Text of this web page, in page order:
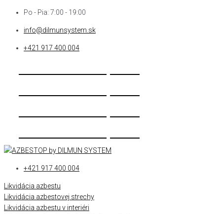
Skip
content
Po - Pia: 7:00 - 19:00
info@dilmunsystem.sk
+421 917 400 004
+421 917 400 004
Likvidácia azbestu
Likvidácia azbestovej strechy
Likvidácia azbestu v interiéri